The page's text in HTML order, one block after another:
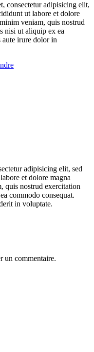
consectetur adipisicing elit,
ut labore et dolore
veniam, quis nostrud
nisi ut aliquip ex ea
aute irure dolor in
adipisicing elit, sed
et dolore magna
quis nostrud exercitation
commodo consequat.
in voluptate.
un commentaire.